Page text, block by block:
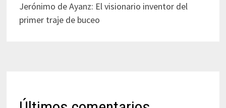
Jerónimo de Ayanz: El visionario inventor del
primer traje de buceo